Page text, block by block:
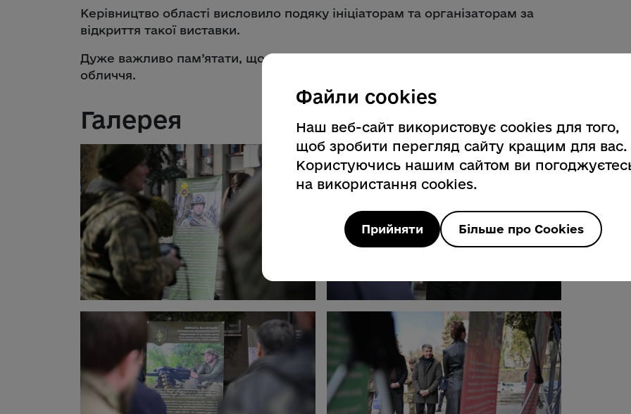
Керівництво області висловило подяку ініціаторам та організаторам за
відкриття такої виставки.
Дуже важливо пам’ятати, що наша боротьба триває і в неї – людське
обличчя.
Галерея
Файли cookies
Наш веб-сайт використовує cookies для того,
щоб зробити перегляд сайту кращим для вас.
Користуючись нашим сайтом ви
на використання cookies.
Прийняти Більше про Cookies